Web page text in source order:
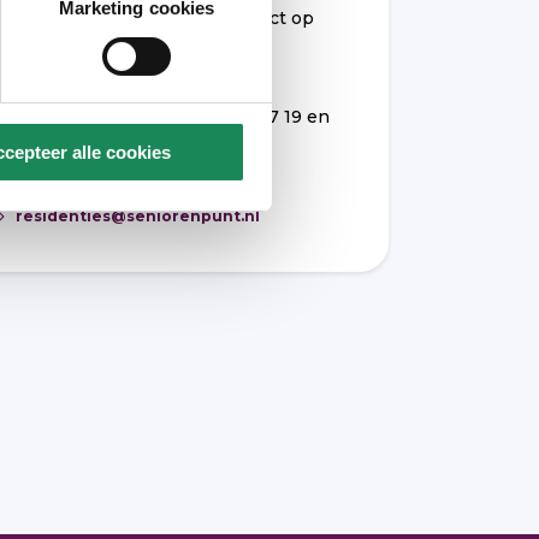
Marketing cookies
alle cookies
meer informatie neemt u contact op
met Stèphanie Swinkels van
SeniorenPunt.
Zij is bereikbaar via 06 - 10 41 97 19 en
staat u graag te woord
residenties@seniorenpunt.nl